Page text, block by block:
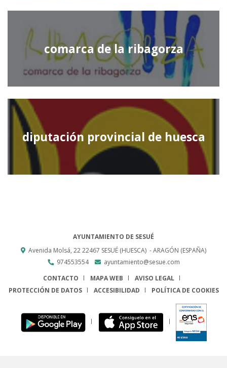
comarca de la ribagorza
diputación provincial de huesca
AYUNTAMIENTO DE SESUÉ
Avenida Molsá, 2222467 SESUÉ (HUESCA) - ARAGÓN (ESPAÑA)
974553554
ayuntamiento@sesue.com
CONTACTO
MAPA WEB
AVISO LEGAL
PROTECCIÓN DE DATOS
ACCESIBILIDAD POLÍTICA DE COOKIES